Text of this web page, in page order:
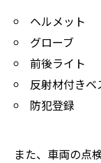
ヘルメット
グローブ
前後ライト
反射材付きベ
防犯登録
また、車両の点